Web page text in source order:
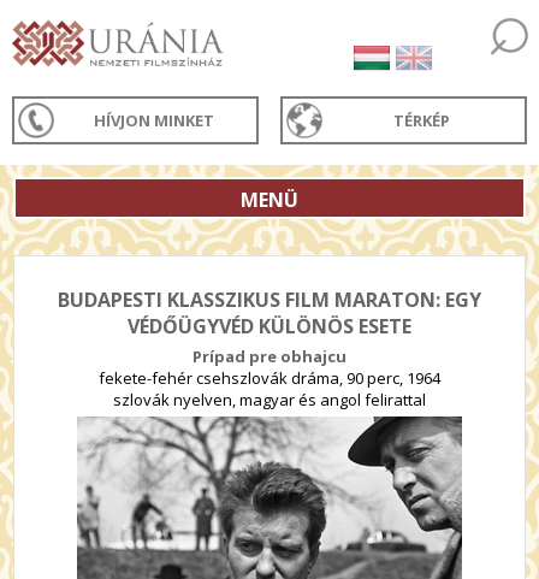
HÍVJON MINKET TÉRKÉP
MENÜ
BUDAPESTI KLASSZIKUS FILM MARATON: EGY
VÉDŐÜGYVÉD KÜLÖNÖS ESETE
Prípad pre obhajcu
fekete-fehér csehszlovák dráma, 90 perc, 1964
szlovák nyelven, magyar és angol felirattal